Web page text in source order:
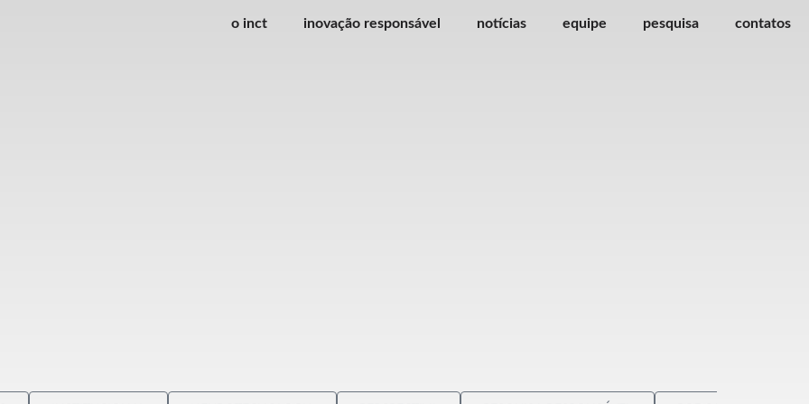
o inct inovação responsável notícias equipe pesquisa contatos